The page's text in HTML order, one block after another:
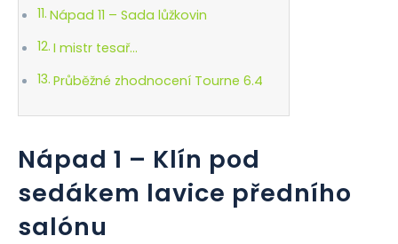
Nápad 11 – Sada lůžkovin
I mistr tesař…
Průběžné zhodnocení Tourne 6.4
Nápad 1 – Klín pod
sedákem lavice předního
salónu